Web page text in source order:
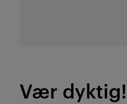
Vær dyktig!